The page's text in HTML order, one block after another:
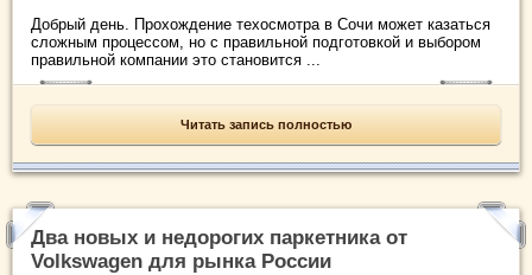
Добрый день. Прохождение техосмотра в Сочи может казаться
сложным процессом, но с правильной подготовкой и выбором
правильной компании это становится ...
Читать запись полностью
Два новых и недорогих паркетника от
Volkswagen для рынка России